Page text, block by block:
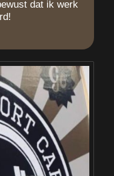
dat ik werk